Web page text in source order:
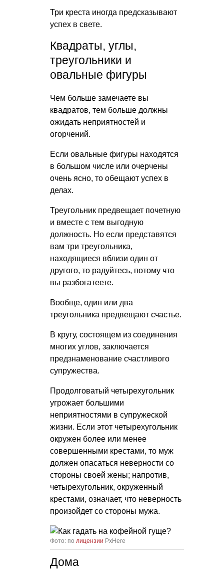
Три креста иногда предсказывают
успех в свете.
Квадраты, углы,
треугольники и
овальные фигуры
Чем больше замечаете вы
квадратов, тем больше должны
ожидать неприятностей и
огорчений.
Если овальные фигуры находятся
в большом числе или очерчены
очень ясно, то обещают успех в
делах.
Треугольник предвещает почетную
и вместе с тем выгодную
должность. Но если представятся
вам три треугольника,
находящиеся вблизи один от
другого, то радуйтесь, потому что
вы разбогатеете.
Вообще, один или два
треугольника предвещают счастье.
В кругу, состоящем из соединения
многих углов, заключается
предзнаменование счастливого
супружества.
Продолговатый четырехугольник
угрожает большими
неприятностями в супружеской
жизни. Если этот четырехугольник
окружен более или менее
совершенными крестами, то муж
должен опасаться неверности со
стороны своей жены; напротив,
четырехугольник, окруженный
крестами, означает, что неверность
произойдет со стороны мужа.
Фото: по лицензии PxHere
Дома